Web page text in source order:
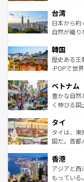
ならではの贅沢な
情報はコン
れるおもて
人々、おい
ク、伝統的
ワイを、存分に味わ
はコンテン
リアリーフ
ク）、タス
ど、見どこ
いる。アク
ビング、ハ
い。オース
参照してほ
台湾
日本から約
自然が織り
ン）、静ひ
と山間の静
驚きをもた
容にもいい
照してほし
韓国
歴史ある王
-POPで世
き、地方に
できる。そ
まで、さ
リティに包
覧を参照し
ベトナム
豊かな自然
く伸びる
急速な発展
ーチミン市
醸し出して
とつ。フォ
ひ現地で味
が旅行者を
タイ
タイは、東
国だ。首都
の活気が交
帯で自然と
いビーチで
香港
アジアと西
もっている